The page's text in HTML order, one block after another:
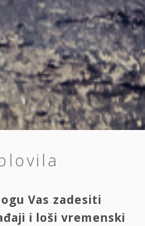
Vas zadesiti
i loši vremenski